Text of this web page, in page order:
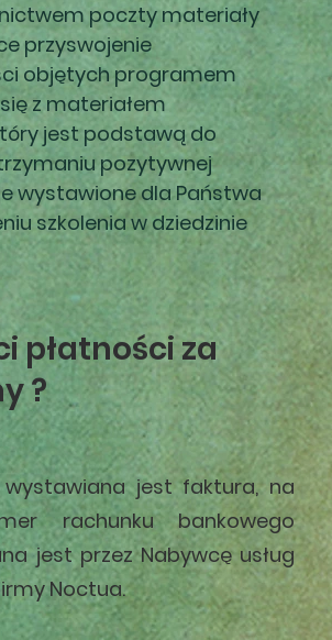
poczty materiały
przyswojenie
objętych programem
z materiałem
jest podstawą do
pozytywnej
wystawione dla Państwa
szkolenia w dziedzinie
płatności za
?
wystawiana jest faktura, na
rachunku bankowego
jest przez Nabywcę usług
Noctua.